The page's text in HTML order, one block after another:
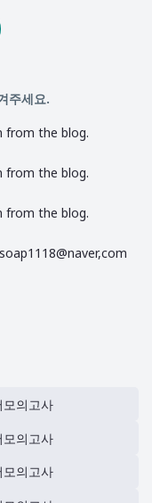
주세요.
from the blog.
from the blog.
from the blog.
의고사
의고사
의고사